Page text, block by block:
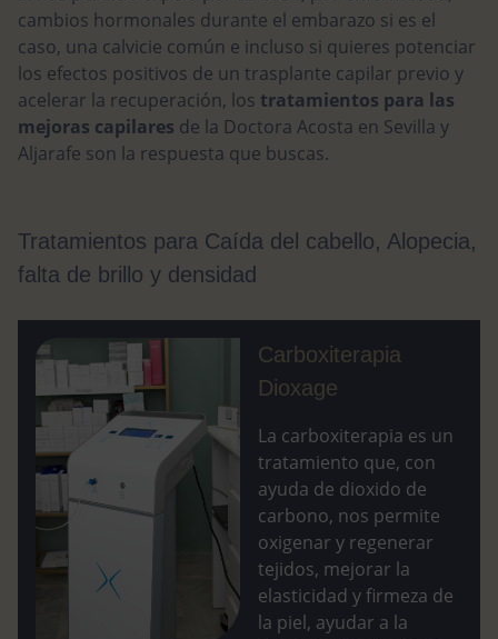
cambios hormonales durante el embarazo si es el
caso, una calvicie común e incluso si quieres potenciar
los efectos positivos de un trasplante capilar previo y
acelerar la recuperación, los tratamientos para las
mejoras capilares de la Doctora Acosta en Sevilla y
Aljarafe son la respuesta que buscas.
Tratamientos para Caída del cabello, Alopecia,
falta de brillo y densidad
Carboxiterapia
Dioxage
La carboxiterapia es un
tratamiento que, con
ayuda de dioxido de
carbono, nos permite
oxigenar y regenerar
tejidos, mejorar la
elasticidad y firmeza de
la piel, ayudar a la